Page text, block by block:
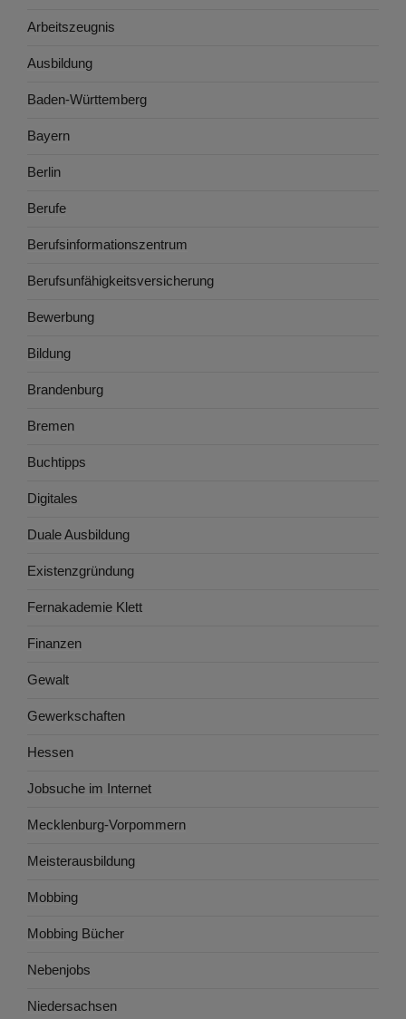
Arbeitszeugnis
Ausbildung
Baden-Württemberg
Bayern
Berlin
Berufe
Berufsinformationszentrum
Berufsunfähigkeitsversicherung
Bewerbung
Bildung
Brandenburg
Bremen
Buchtipps
Digitales
Duale Ausbildung
Existenzgründung
Fernakademie Klett
Finanzen
Gewalt
Gewerkschaften
Hessen
Jobsuche im Internet
Mecklenburg-Vorpommern
Meisterausbildung
Mobbing
Mobbing Bücher
Nebenjobs
Niedersachsen